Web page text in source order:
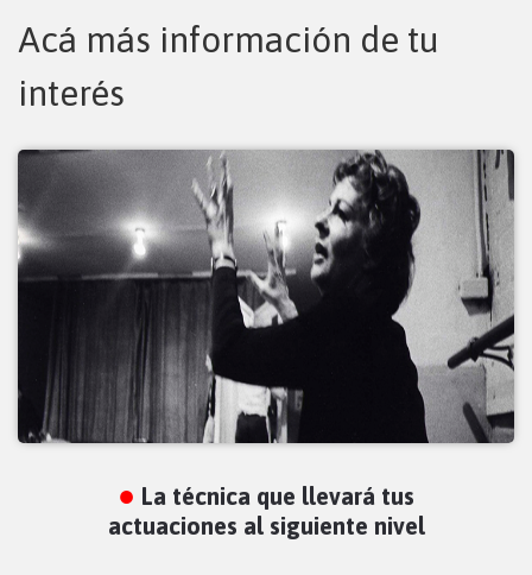
Acá más información de tu
interés
La técnica que llevará tus
actuaciones al siguiente nivel